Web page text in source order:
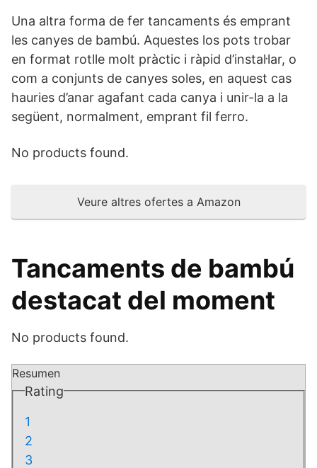
Una altra forma de fer tancaments és emprant
les canyes de bambú. Aquestes los pots trobar
en format rotlle molt pràctic i ràpid d’instal·lar, o
com a conjunts de canyes soles, en aquest cas
hauries d’anar agafant cada canya i unir-la a la
següent, normalment, emprant fil ferro.
No products found.
Veure altres ofertes a Amazon
Tancaments de bambú
destacat del moment
No products found.
Resumen
Rating
1
2
3